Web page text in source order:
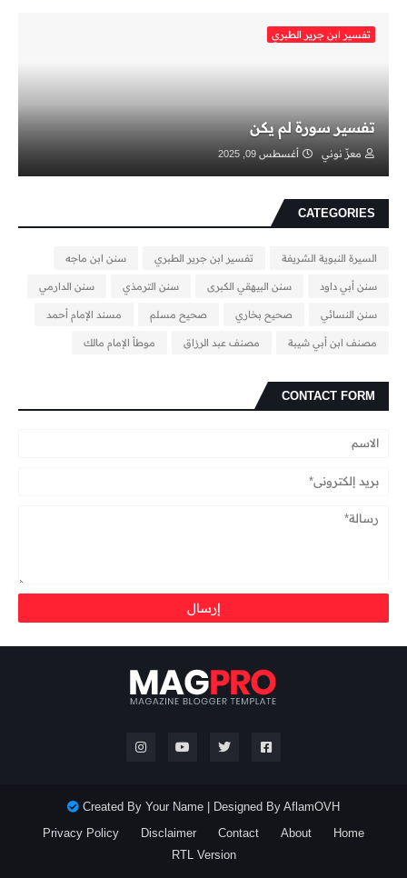
تفسير ابن جرير الطبري
تفسير سورة لم يكن
معزّ نوني أغسطس 09, 2025
CATEGORIES
السيرة النبوية الشريفة تفسير ابن جرير الطبري سنن ابن ماجه
سنن أبي داود سنن البيهقي الكبرى سنن الترمذي سنن الدارمي
سنن النسائي صحيح بخاري صحيح مسلم مسند الإمام أحمد
مصنف ابن أبي شيبة مصنف عبد الرزاق موطأ الإمام مالك
CONTACT FORM
Created By Your Name | Designed By AflamOVH
Home
About
Contact
Disclaimer
Privacy Policy
RTL Version